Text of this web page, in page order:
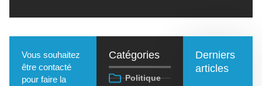
Vous souhaitez
être contacté
pour faire la
Catégories
Politique
Derniers
articles